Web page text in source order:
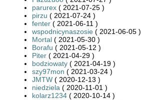
parurex ( 2021-07-25 )
pirzu ( 2021-07-24 )
fenter ( 2021-06-11 )
wspodnicynaszosie ( 2021-06-05 )
Mortal ( 2021-05-30 )
Borafu ( 2021-05-12 )
Piter ( 2021-04-29 )
bodziowaty ( 2021-04-19 )
szy97mon ( 2021-03-24 )
JMTW ( 2020-12-13 )
niedziela ( 2020-11-01 )
kolarz1234 ( 2020-10-14 )